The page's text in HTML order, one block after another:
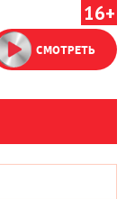
16+
СМОТРЕТЬ